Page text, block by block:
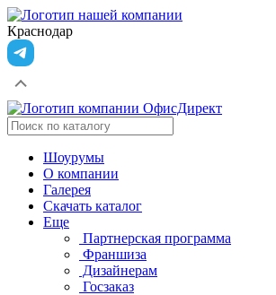
Краснодар
Шоурумы
О компании
Галерея
Скачать каталог
Еще
Партнерская программа
Франшиза
Дизайнерам
Госзаказ